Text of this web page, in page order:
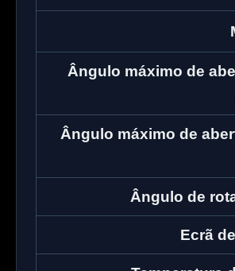
Ângulo máximo de
Ângulo máximo de
Ângulo de
Ecrã